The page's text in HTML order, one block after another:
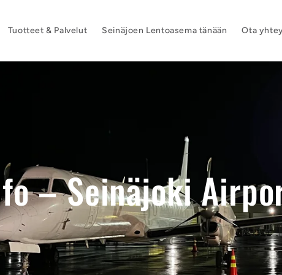
Tuotteet & Palvelut Seinäjoen Lentoasema tänään Ota
– Seinäjoki